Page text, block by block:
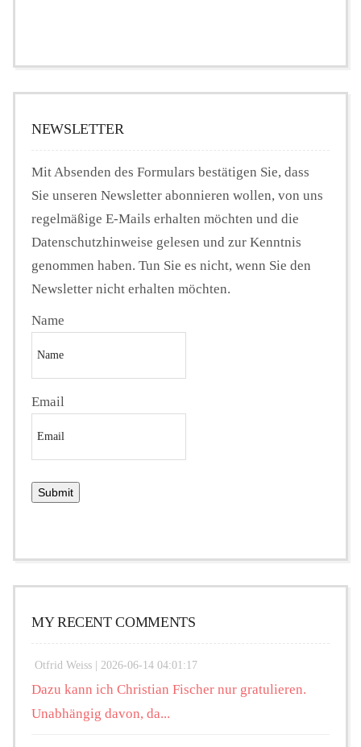
NEWSLETTER
Mit Absenden des Formulars bestätigen Sie, dass
Sie unseren Newsletter abonnieren wollen, von uns
regelmäßige E-Mails erhalten möchten und die
Datenschutzhinweise gelesen und zur Kenntnis
genommen haben. Tun Sie es nicht, wenn Sie den
Newsletter nicht erhalten möchten.
Name
Email
MY RECENT COMMENTS
Otfrid Weiss | 2026-06-14 04:01:17
Dazu kann ich Christian Fischer nur gratulieren.
Unabhängig davon, da...